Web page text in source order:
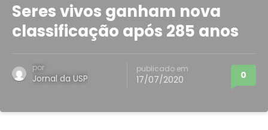
Seres vivos ganham nova
classificação após 285 anos
por
Jornal da USP
publicado em
17/07/2020 0